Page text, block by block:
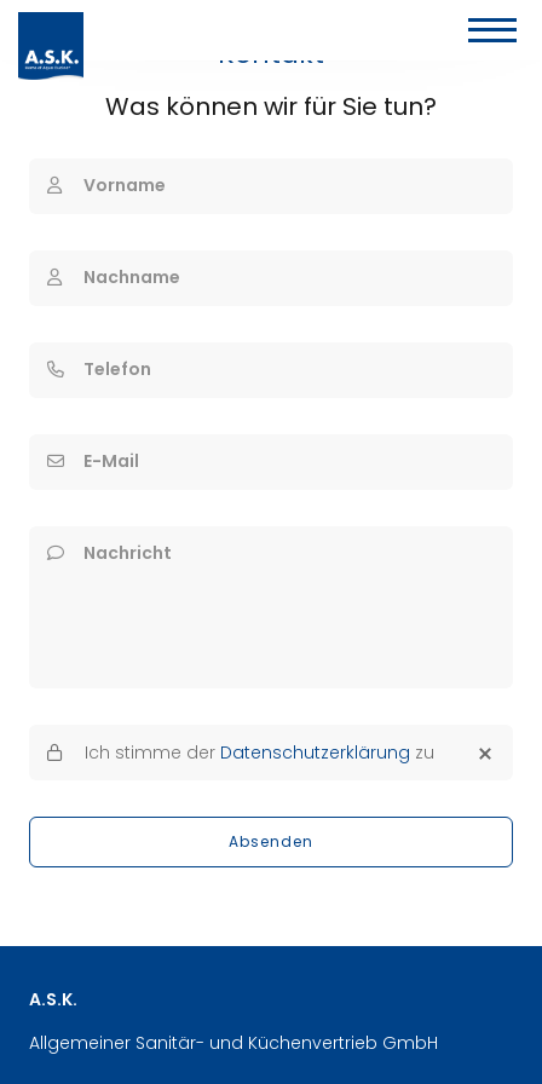
Kontakt
Was können wir für Sie tun?
Vorname
Nachname
Telefon
E-Mail
Nachricht
Ich stimme der Datenschutzerklärung zu
Absenden
A.S.K.
Allgemeiner Sanitär- und Küchenvertrieb GmbH